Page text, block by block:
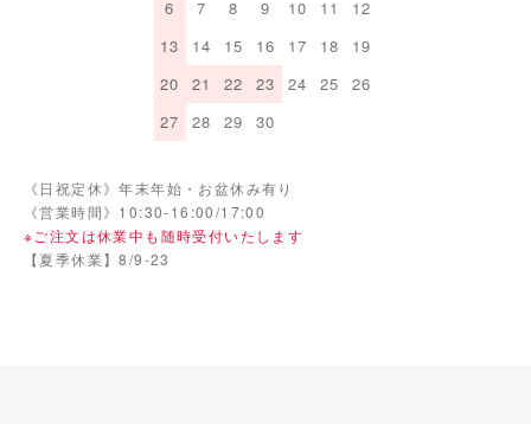
6
7 8 9 10 11
12
13
14 15 16 17 18
19
20
21 22 23 24 25
26
27
28 29 30
《日祝定休》年末年始・お盆休み有り
《営業時間》10:30-16:00/17:00
※ご注文は休業中も随時受付いたします
【夏季休業】8/9-23